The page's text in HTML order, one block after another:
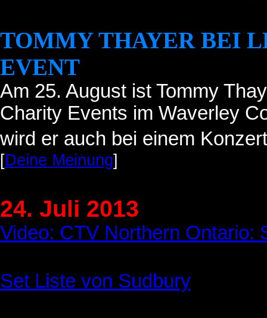
TOMMY THAYER BEI
EVENT
Am 25. August ist Tommy
Charity Events im Waverley
wird er auch bei einem
[Deine Meinung]
24. Juli 2013
Video: CTV Northern Ontario:
Set Liste von Sudbury